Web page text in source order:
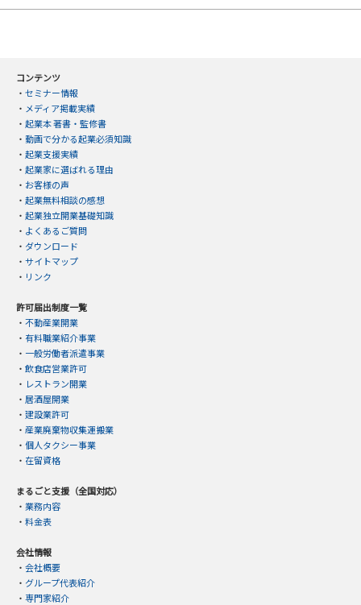
コンテンツ
・ セミナー情報
・ メディア掲載実績
・ 起業本 著書・監修書
・ 動画で分かる起業必須知識
・ 起業支援実績
・ 起業家に選ばれる理由
・ お客様の声
・ 起業無料相談の感想
・ 起業独立開業基礎知識
・ よくあるご質問
・ ダウンロード
・ サイトマップ
・ リンク
許可届出制度一覧
・ 不動産業開業
・ 有料職業紹介事業
・ 一般労働者派遣事業
・ 飲食店営業許可
・ レストラン開業
・ 居酒屋開業
・ 建設業許可
・ 産業廃棄物収集運搬業
・ 個人タクシー事業
・ 在留資格
まるごと支援（全国対応）
・ 業務内容
・ 料金表
会社情報
・ 会社概要
・ グループ代表紹介
・ 専門家紹介